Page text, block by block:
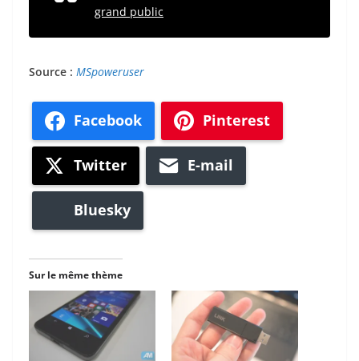
grand public
Source : MSpoweruser
Facebook Pinterest
Twitter E-mail
Bluesky
Sur le même thème